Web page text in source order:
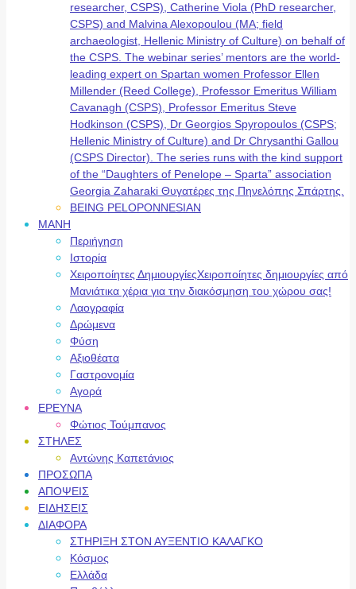
researcher, CSPS), Catherine Viola (PhD researcher,
CSPS) and Malvina Alexopoulou (MA; field
archaeologist, Hellenic Ministry of Culture) on behalf of
the CSPS. The webinar series’ mentors are the world-
leading expert on Spartan women Professor Ellen
Millender (Reed College), Professor Emeritus William
Cavanagh (CSPS), Professor Emeritus Steve
Hodkinson (CSPS), Dr Georgios Spyropoulos (CSPS;
Hellenic Ministry of Culture) and Dr Chrysanthi Gallou
(CSPS Director). The series runs with the kind support
of the “Daughters of Penelope – Sparta” association
Georgia Zaharaki Θυγατέρες της Πηνελόπης Σπάρτης.
BEING PELOPONNESIAN
ΜΑΝΗ
Περιήγηση
Ιστορία
Χειροποίητες ΔημιουργίεςΧειροποίητες δημιουργίες από
Μανιάτικα χέρια για την διακόσμηση του χώρου σας!
Λαογραφία
Δρώμενα
Φύση
Αξιοθέατα
Γαστρονομία
Αγορά
ΕΡΕΥΝΑ
Φώτιος Τούμπανος
ΣΤΗΛΕΣ
Αντώνης Καπετάνιος
ΠΡΟΣΩΠΑ
ΑΠΟΨΕΙΣ
ΕΙΔΗΣΕΙΣ
ΔΙΑΦΟΡΑ
ΣΤΗΡΙΞΗ ΣΤΟΝ ΑΥΞΕΝΤΙΟ ΚΑΛΑΓΚΟ
Κόσμος
Ελλάδα